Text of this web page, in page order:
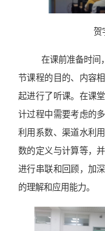
贺
在课前准备时间
节课程的目的、内容
起进行了听课。在课
计过程中需要考虑的
利用系数、渠道水利
数的定义与计算等，
进行串联和回顾，加
的理解和应用能力。